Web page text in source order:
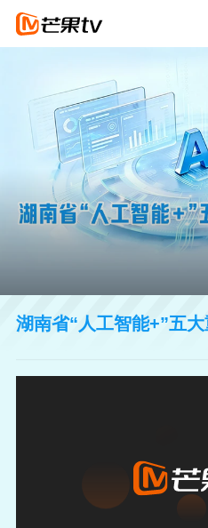
湖南省“人工智能+”五